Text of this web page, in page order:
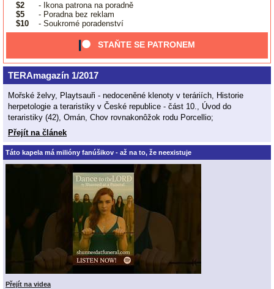
$2
- Ikona patrona na poradně
$5
- Poradna bez reklam
$10
- Soukromé poradenství
STAŇTE SE PATRONEM
TERAmagazín 1/2017
Mořské želvy, Playtsauři - nedoceněné klenoty v teráriích, Historie
herpetologie a teraristiky v České republice - část 10., Úvod do
teraristiky (42), Omán, Chov rovnakonôžok rodu Porcellio;
Přejít na článek
Táto kapela má milióny fanúšikov - až na to, že neexistuje
Přejít na videa